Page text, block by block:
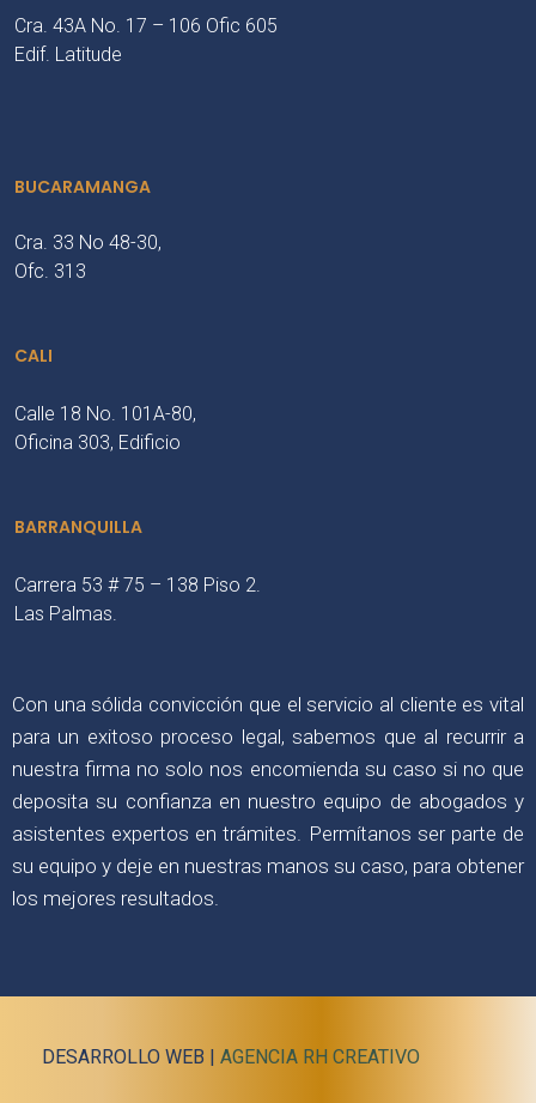
Cra. 43A No. 17 – 106 Ofic 605
Edif. Latitude
BUCARAMANGA
Cra. 33 No 48-30,
Ofc. 313
CALI
Calle 18 No. 101A-80,
Oficina 303, Edificio
BARRANQUILLA
Carrera 53 # 75 – 138 Piso 2.
Las Palmas.
Con una sólida convicción que el servicio al cliente es vital
para un exitoso proceso legal, sabemos que al recurrir a
nuestra firma no solo nos encomienda su caso si no que
deposita su confianza en nuestro equipo de abogados y
asistentes expertos en trámites. Permítanos ser parte de
su equipo y deje en nuestras manos su caso, para obtener
los mejores resultados.
DESARROLLO WEB | AGENCIA RH CREATIVO